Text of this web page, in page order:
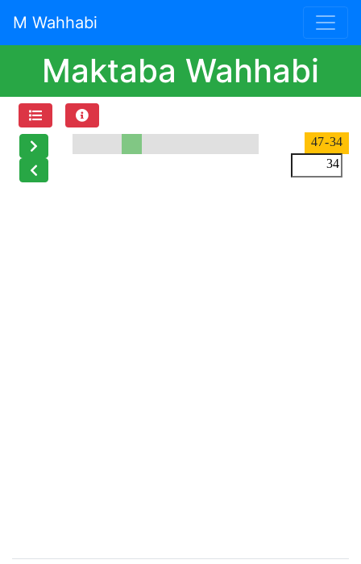
M Wahhabi
Maktaba Wahhabi
34
- 47